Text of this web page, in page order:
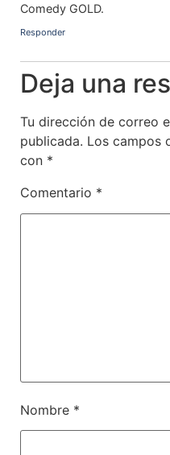
Comedy GOLD.
Responder
Deja una
Tu dirección de correo
publicada. Los campos
con *
Comentario *
Nombre *